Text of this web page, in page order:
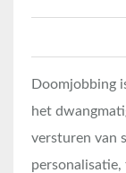
Doomjobbing
het
versturen van